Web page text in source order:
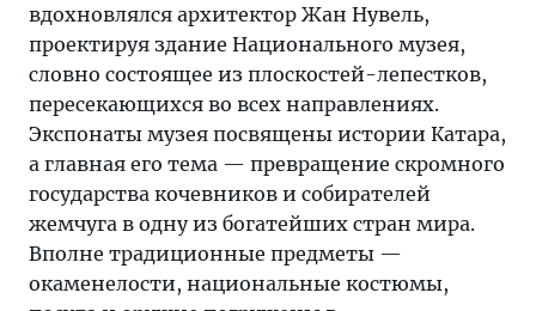
вдохновлялся архитектор Жан Нувель,
проектируя здание Национального музея,
словно состоящее из плоскостей-лепестков,
пересекающихся во всех направлениях.
Экспонаты музея посвящены истории Катара,
а главная его тема — превращение скромного
государства кочевников и собирателей
жемчуга в одну из богатейших стран мира.
Вполне традиционные предметы —
окаменелости, национальные костюмы,